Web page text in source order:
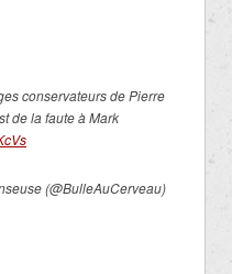
conservateurs de Pierre
de la faute à Mark
(@BulleAuCerveau)